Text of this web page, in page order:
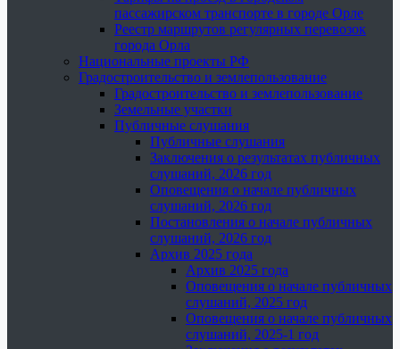
пассажирском транспорте в городе Орле
Реестр маршрутов регулярных перевозок
города Орла
Национальные проекты РФ
Градостроительство и землепользование
Градостроительство и землепользование
Земельные участки
Публичные слушания
Публичные слушания
Заключения о результатах публичных
слушаний, 2026 год
Оповещения о начале публичных
слушаний, 2026 год
Постановления о начале публичных
слушаний, 2026 год
Архив 2025 года
Архив 2025 года
Оповещения о начале публичных
слушаний, 2025 год
Оповещения о начале публичных
слушаний, 2025-1 год